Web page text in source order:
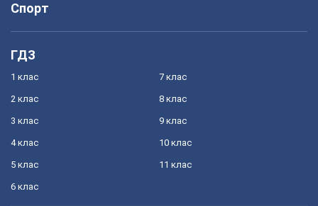
Спорт
ГДЗ
1 клас
2 клас
3 клас
4 клас
5 клас
6 клас
7 клас
8 клас
9 клас
10 клас
11 клас